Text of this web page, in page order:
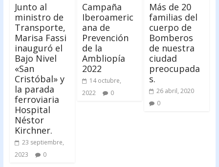
Junto al
ministro de
Transporte,
Marisa Fassi
inauguró el
Bajo Nivel
«San
Cristóbal» y
la parada
ferroviaria
Hospital
Néstor
Kirchner.
23 septiembre,
2023
0
Campaña
Iberoameric
ana de
Prevención
de la
Ambliopía
2022
14 octubre,
2022
0
Más de 20
familias del
cuerpo de
Bomberos
de nuestra
ciudad
preocupada
s.
26 abril, 2020
0